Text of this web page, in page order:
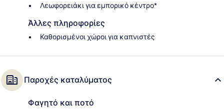
Λεωφορειάκι για εμπορικό κέντρο*
Άλλες πληροφορίες
Καθορισμένοι χώροι για καπνιστές
Παροχές καταλύματος
Φαγητό και ποτό